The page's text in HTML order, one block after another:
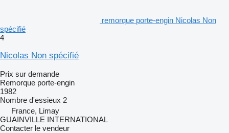
remorque porte-engin Nicolas Non
spécifié
4
Nicolas Non spécifié
Prix sur demande
Remorque porte-engin
1982
Nombre d'essieux 2
France, Limay
GUAINVILLE INTERNATIONAL
Contacter le vendeur